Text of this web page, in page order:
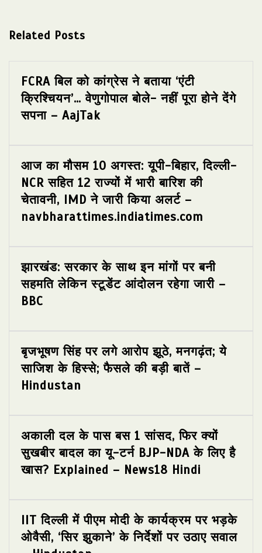
Related Posts
FCRA बिल को कांग्रेस ने बताया ‘एंटी
क्रिश्चियन’… वेणुगोपाल बोले- नहीं पूरा होने देंगे
सपना – AajTak
आज का मौसम 10 अगस्त: यूपी-बिहार, दिल्ली-
NCR सहित 12 राज्यों में भारी बारिश की
चेतावनी, IMD ने जारी किया अलर्ट –
navbharattimes.indiatimes.com
झारखंड: सरकार के साथ इन मांगों पर बनी
सहमति लेकिन स्टूडेंट आंदोलन रहेगा जारी –
BBC
बृजभूषण सिंह पर लगे आरोप झूठे, मनगढ़ंत; ये
साजिश के हिस्से; फैसले की बड़ी बातें –
Hindustan
अकाली दल के पास बस 1 सांसद, फिर क्यों
सुखबीर बादल का यू-टर्न BJP-NDA के लिए है
खास? Explained – News18 Hindi
IIT दिल्ली में पीएम मोदी के कार्यक्रम पर भड़के
ओवैसी, ‘सिर झुकाने’ के निर्देशों पर उठाए सवाल